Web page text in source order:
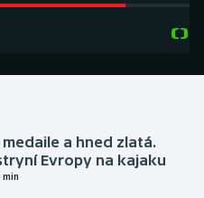
a hned zlatá.
Evropy na kajaku